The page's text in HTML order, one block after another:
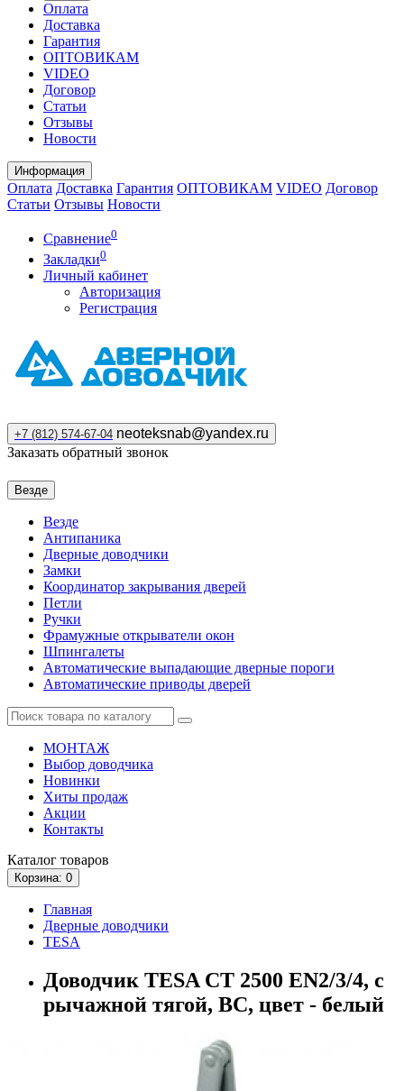
Оплата
Доставка
Гарантия
ОПТОВИКАМ
VIDEO
Договор
Статьи
Отзывы
Новости
Информация
Оплата Доставка Гарантия ОПТОВИКАМ VIDEO Договор
Статьи Отзывы Новости
Сравнение0
Закладки0
Личный кабинет
Авторизация
Регистрация
+7 (812) 574-67-04 neoteksnab@yandex.ru
Заказать обратный звонок
Везде
Везде
Антипаника
Дверные доводчики
Замки
Координатор закрывания дверей
Петли
Ручки
Фрамужные открыватели окон
Шпингалеты
Автоматические выпадающие дверные пороги
Автоматические приводы дверей
МОНТАЖ
Выбор доводчика
Новинки
Хиты продаж
Акции
Контакты
Каталог товаров
Корзина: 0
Главная
Дверные доводчики
TESA
Доводчик TESA CT 2500 EN2/3/4, с
рычажной тягой, ВС, цвет - белый